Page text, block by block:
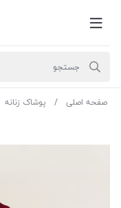
صفحه اصلی پوشاک زنانه